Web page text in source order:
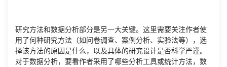
研究方法和数据分析部分是另一大关键。这里需要关注作者使
用了何种研究方法（如问卷调查、案例分析、实验法等），选
择该方法的原因是什么，以及具体的研究设计是否科学严谨。
对于数据分析，要看作者采用了哪些分析工具或统计方法，数